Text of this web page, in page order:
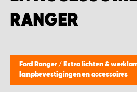
RANGER
Ford Ranger / Extra lichten &
lampbevestigingen en accessoires
WORK SYSTEM BEST
WORK SYSTEM EVERDINGEN
WORK SYSTEM GORREDIJK